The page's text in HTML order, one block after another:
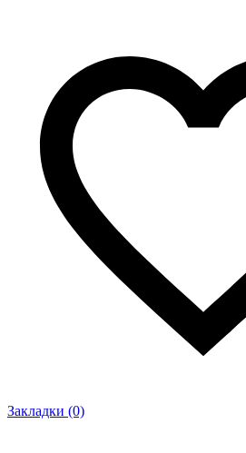
Закладки (0)